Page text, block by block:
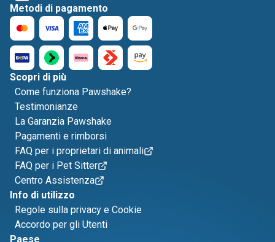
Metodi di pagamento
Scopri di più
Come funziona Pawshake?
Testimonianze
La Garanzia Pawshake
Pagamenti e rimborsi
FAQ per i proprietari di animali
FAQ per i Pet Sitter
Centro Assistenza
Info di utilizzo
Regole sulla privacy e Cookie
Accordo per gli Utenti
Paese